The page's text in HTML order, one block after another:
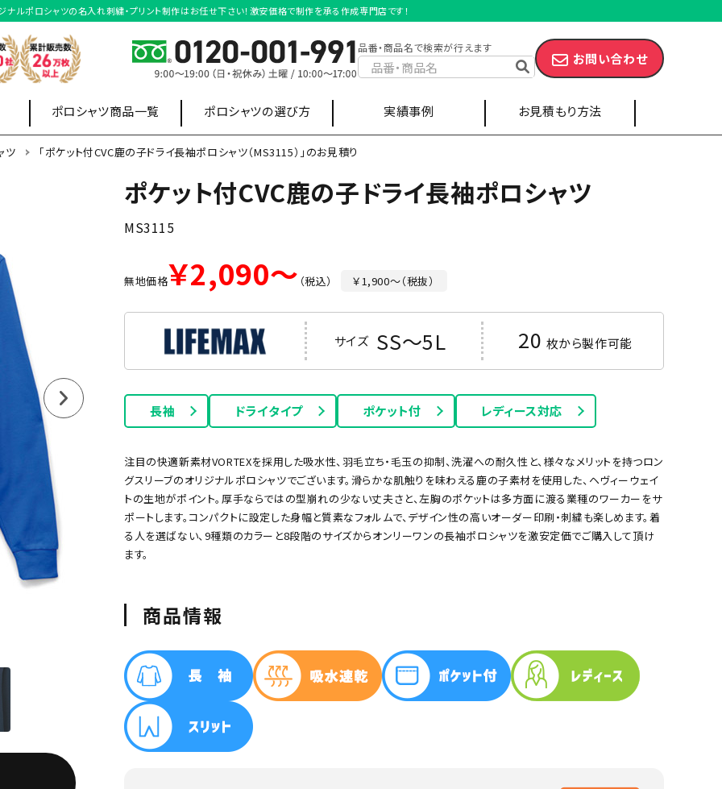
ナルポロシャツの名入れ刺繍・プリント制作はお任せ下さい！激安価格で制作を承る作成専門店です！
品番・商品名で検索が行えます
お問い合わせ
スウェット・
パーカー
ポロシャツ商品一覧 ポロシャツの選び方
オフィス制服 スポーツ・部活
袖ポロシャツ ボタンダウンポロシャツ ポケット付きポロシャツ
グリーン ネイビー
実績事例 お見積もり方法
ツ 「ポケット付CVC鹿の子ドライ長袖ポロシャツ（MS3115）」のお見積り
ポケット付CVC鹿の子ドライ長袖ポロシャツ
MS3115
無地価格￥2,090～ （税込） ￥1,900～（税抜）
サイズ SS～5L 20 枚から製作可能
長袖 ドライタイプ ポケット付 レディース対応
注目の快適新素材VORTEXを採用した吸水性、羽毛立ち・毛玉の抑制、洗濯への耐久性と、様々なメリットを持つロン
グスリーブのオリジナルポロシャツでございます。滑らかな肌触りを味わえる鹿の子素材を使用した、ヘヴィーウェイ
トの生地がポイント。厚手ならではの型崩れの少ない丈夫さと、左胸のポケットは多方面に渡る業種のワーカーをサ
ポートします。コンパクトに設定した身幅と質素なフォルムで、デザイン性の高いオーダー印刷・刺繍も楽しめます。着
る人を選ばない、9種類のカラーと8段階のサイズからオンリーワンの長袖ポロシャツを激安定価でご購入して頂け
ます。
商品情報